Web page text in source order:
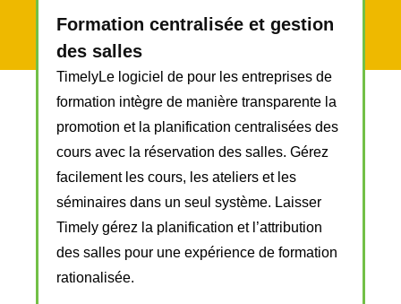
Formation centralisée et gestion
des salles
TimelyLe logiciel de pour les entreprises de
formation intègre de manière transparente la
promotion et la planification centralisées des
cours avec la réservation des salles. Gérez
facilement les cours, les ateliers et les
séminaires dans un seul système. Laisser
Timely gérez la planification et l’attribution
des salles pour une expérience de formation
rationalisée.